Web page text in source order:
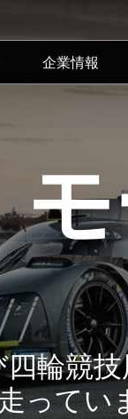
企業情報
輪競
ってい